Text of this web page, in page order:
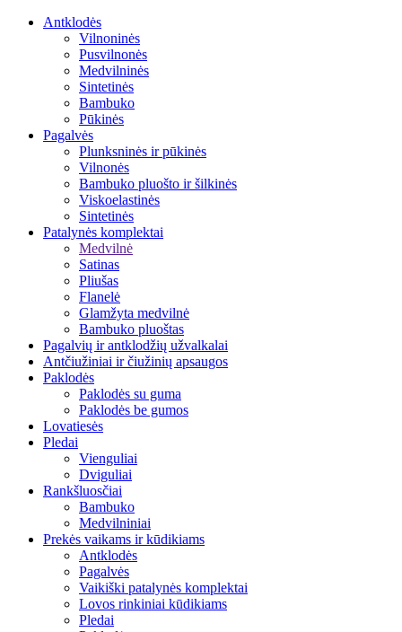
Antklodės
Vilnoninės
Pusvilnonės
Medvilninės
Sintetinės
Bambuko
Pūkinės
Pagalvės
Plunksninės ir pūkinės
Vilnonės
Bambuko pluošto ir šilkinės
Viskoelastinės
Sintetinės
Patalynės komplektai
Medvilnė
Satinas
Pliušas
Flanelė
Glamžyta medvilnė
Bambuko pluoštas
Pagalvių ir antklodžių užvalkalai
Antčiužiniai ir čiužinių apsaugos
Paklodės
Paklodės su guma
Paklodės be gumos
Lovatiesės
Pledai
Vienguliai
Dviguliai
Rankšluosčiai
Bambuko
Medvilniniai
Prekės vaikams ir kūdikiams
Antklodės
Pagalvės
Vaikiški patalynės komplektai
Lovos rinkiniai kūdikiams
Pledai